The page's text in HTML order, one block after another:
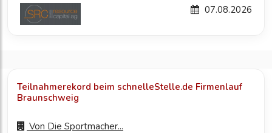
07.08.2026
Teilnahmerekord beim schnelleStelle.de Firmenlauf
Braunschweig
Von Die Sportmacher...